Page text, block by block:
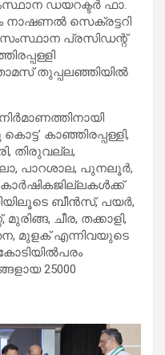
ഡയറക്ടര്‍ ഫാ.
നാഷണല്‍ സെക്രട്ടറി
സംസ്ഥാന പ്രസിഡന്റ്
തുപ്പലഞ്ഞിയില്‍
കാഞ്ഞിരപ്പള്ളി,
തിരുവല്ല,
പാറശാല, പുനലൂര്‍,
കാര്‍ഷികജില്ലകള്‍ക്ക്
ബീന്‍സ്, പയര്‍,
മുരിങ്ങ, ചീര, തക്കാളി,
മുളക് എന്നിവയുടെ
25000